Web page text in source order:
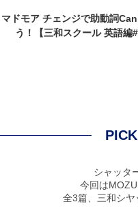
ドモア チェンジで助動詞Can
う！【三和スクール 英語編#6
シャッタ
今回は
全3篇、三和シヤ